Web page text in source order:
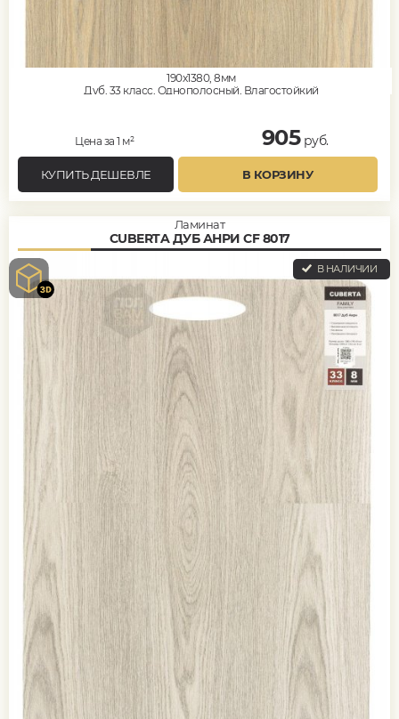
190x1380, 8мм
Дуб, 33 класс, Однополосный, Влагостойкий
Цена за 1 м² 905руб.
КУПИТЬ ДЕШЕВЛЕ В КОРЗИНУ
Ламинат
CUBERTA ДУБ АНРИ CF 8017
В НАЛИЧИИ